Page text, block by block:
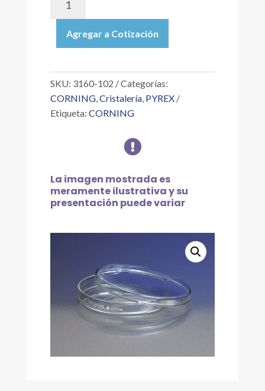
CAJA
PETRI
100X20
Agregar a Cotización
SKU: 3160-102
Categorías:
CORNING,Cristalería, PYREX
Etiqueta: CORNING

La imagen mostrada es
meramente ilustrativa y su
presentación puede variar